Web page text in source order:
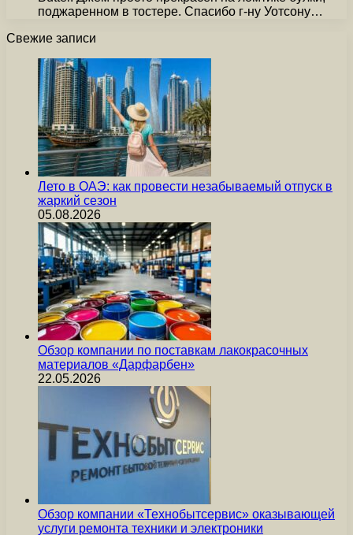
поджаренном в тостере. Спасибо г-ну Уотсону…
Свежие записи
Лето в ОАЭ: как провести незабываемый отпуск в
жаркий сезон
05.08.2026
Обзор компании по поставкам лакокрасочных
материалов «Дарфарбен»
22.05.2026
Обзор компании «Технобытсервис» оказывающей
услуги ремонта техники и электроники